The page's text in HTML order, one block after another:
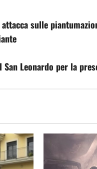
sulle
Leonardo per la